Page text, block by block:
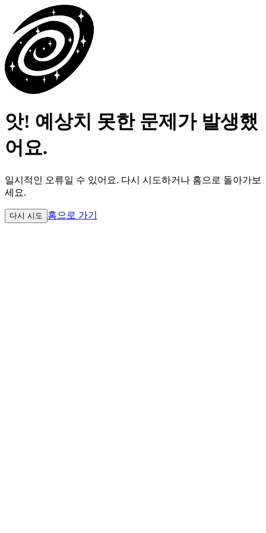
앗! 예상치 못한 문제가 발생했
어요.
일시적인 오류일 수 있어요. 다시 시도하거나 홈으로 돌아가보
세요.
다시 시도 홈으로 가기